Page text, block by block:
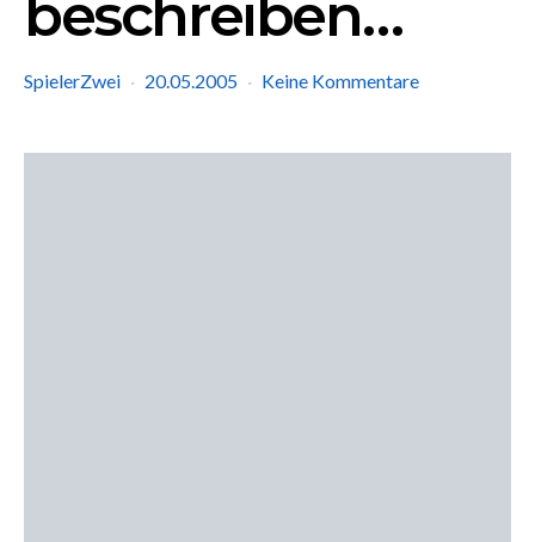
beschreiben…
SpielerZwei 20.05.2005 Keine Kommentare